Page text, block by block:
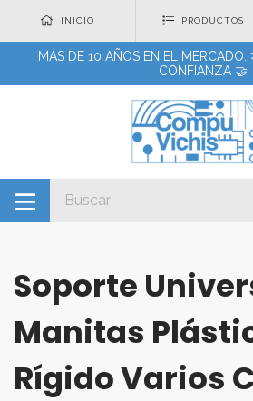
INICIO PRODUCTOS
MÁS DE 10 AÑOS EN EL MERCADO.
CONFIANZA 🤝
Soporte
Manitas
Rígido Varios